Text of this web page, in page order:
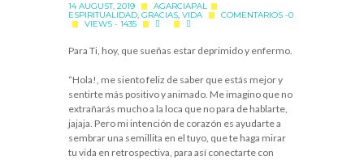
14 AUGUST, 2019
AGARCIAPAL
ESPIRITUALIDAD, GRACIAS, VIDA
COMENTARIOS -0
VIEWS - 1435
Para Ti, hoy, que sueñas estar deprimido y enfermo.
“Hola!, me siento feliz de saber que estás mejor y
sentirte más positivo y animado. Me imagino que no
extrañarás mucho a la loca que no para de hablarte,
jajaja. Pero mi intención de corazón es ayudarte a
sembrar una semillita en el tuyo, que te haga mirar
tu vida en retrospectiva, para así conectarte con